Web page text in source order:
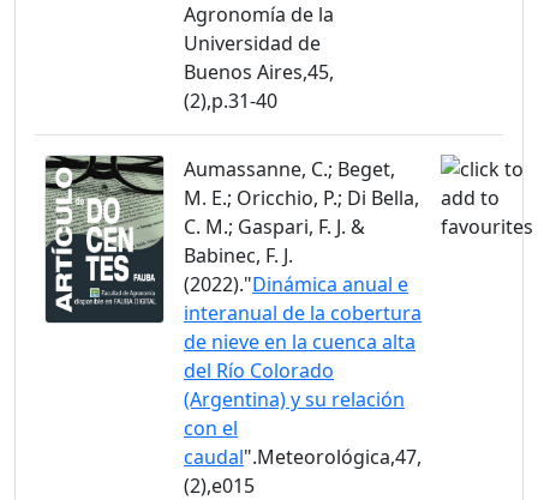
Agronomía de la
Universidad de
Buenos Aires,45,
(2),p.31-40
Aumassanne, C.; Beget,
M. E.; Oricchio, P.; Di Bella,
C. M.; Gaspari, F. J. &
Babinec, F. J.
(2022)."Dinámica anual e
interanual de la cobertura
de nieve en la cuenca alta
del Río Colorado
(Argentina) y su relación
con el
caudal".Meteorológica,47,
(2),e015